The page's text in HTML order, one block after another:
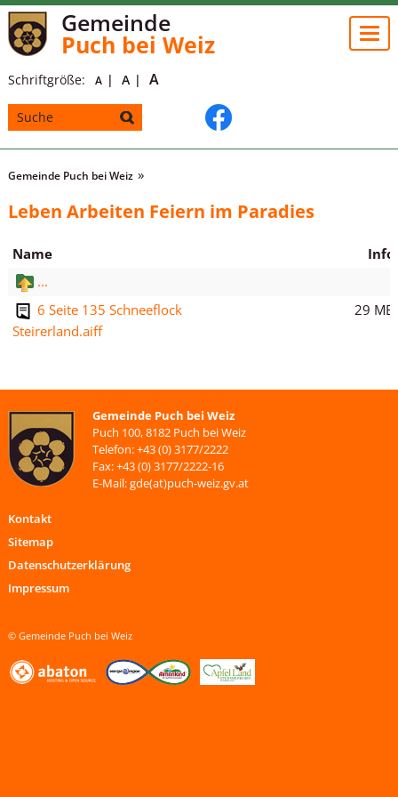
Gemeinde
Puch bei Weiz
Schriftgröße: A A A
Gemeinde Puch bei Weiz
Leben Arbeiten Feiern im Paradies
Name
Info
...
6 Seite 135 Schneeflock
Steirerland.aiff
29 MB
Gemeinde Puch bei Weiz
Puch 100, 8182 Puch bei Weiz
Telefon: +43 (0) 3177/2222
Fax: +43 (0) 3177/2222-16
E-Mail: gde(at)puch-weiz.gv.at
Kontakt
Sitemap
Datenschutzerklärung
Impressum
© Gemeinde Puch bei Weiz